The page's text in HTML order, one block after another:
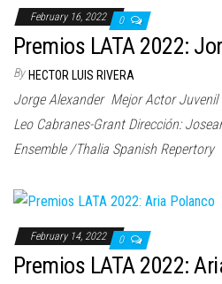
February 16, 2022 0
Premios LATA 2022:
By HECTOR LUIS RIVERA
Jorge Alexander Mejor Actor Juvenil
Leo Cabranes-Grant Dirección:
Ensemble /Thalia Spanish Repertory
February 14, 2022 0
Premios LATA 2022: